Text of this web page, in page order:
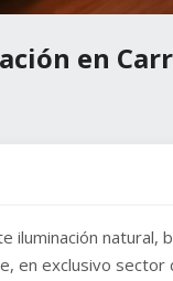
en
iluminación
en exclusivo sector